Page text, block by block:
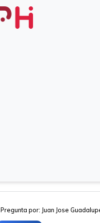
Pregunta por: Juan Jose